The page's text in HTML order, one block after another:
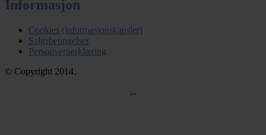
Informasjon
Cookies (informasjonskapsler)
Salgsbetingelser
Personvernerklæring
© Copyright 2014.
...